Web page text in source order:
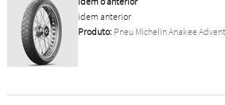
idem anterior
Produto:Pneu Michelin Anakee